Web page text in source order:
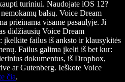
turiniui. Naudojate iOS 12?
balsų. Voice Dream
prieinama visame pasaulyje. Ji
didžiausių Voice Dream
įkelkite failus iš anksto ir klausykitės
Failus galima įkelti iš bet kur:
dokumentus, iš Dropbox,
ar Gutenberg. Ieškote Voice
čia.